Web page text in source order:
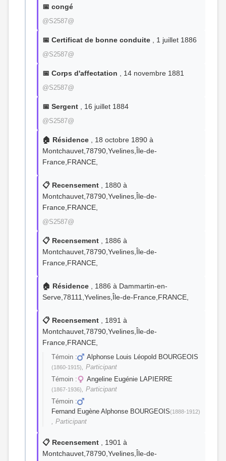
📅 congé
@S2587@
📅 Certificat de bonne conduite , 1 juillet 1886
@S2587@
📅 Corps d'affectation , 14 novembre 1881
@S2587@
📅 Sergent , 16 juillet 1884
@S2587@
🏠 Résidence , 18 octobre 1890 à
Montchauvet,78790,Yvelines,Île-de-
France,FRANCE,
📋 Recensement , 1880 à
Montchauvet,78790,Yvelines,Île-de-
France,FRANCE,
@S2587@
📋 Recensement , 1886 à
Montchauvet,78790,Yvelines,Île-de-
France,FRANCE,
🏠 Résidence , 1886 à Dammartin-en-
Serve,78111,Yvelines,Île-de-France,FRANCE,
📋 Recensement , 1891 à
Montchauvet,78790,Yvelines,Île-de-
France,FRANCE,
Témoin : Alphonse Louis Léopold BOURGEOIS
(1860-1915), Participant
Témoin :
Angeline Eugénie LAPIERRE
(1867-1936), Participant
Témoin :
Fernand Eugène Alphonse BOURGEOIS(1888-1912)
, Participant
📋 Recensement , 1901 à
Montchauvet,78790,Yvelines,Île-de-